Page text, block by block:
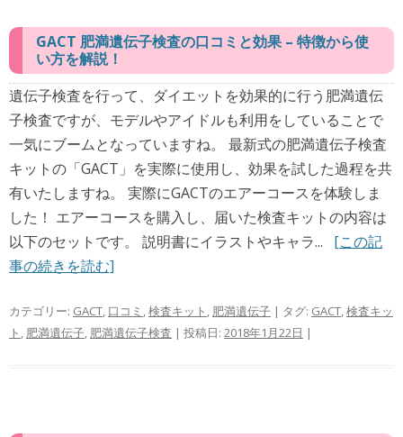
GACT 肥満遺伝子検査の口コミと効果 – 特徴から使
い方を解説！
遺伝子検査を行って、ダイエットを効果的に行う肥満遺伝
子検査ですが、モデルやアイドルも利用をしていることで
一気にブームとなっていますね。 最新式の肥満遺伝子検査
キットの「GACT」を実際に使用し、効果を試した過程を共
有いたしますね。 実際にGACTのエアーコースを体験しま
した！ エアーコースを購入し、届いた検査キットの内容は
以下のセットです。 説明書にイラストやキャラ... [この記
事の続きを読む]
カテゴリー: GACT, 口コミ ,検査キット , 肥満遺伝子 | タグ: GACT,検査キッ
ト , 肥満遺伝子, 肥満遺伝子検査 | 投稿日: 2018年1月22日 |